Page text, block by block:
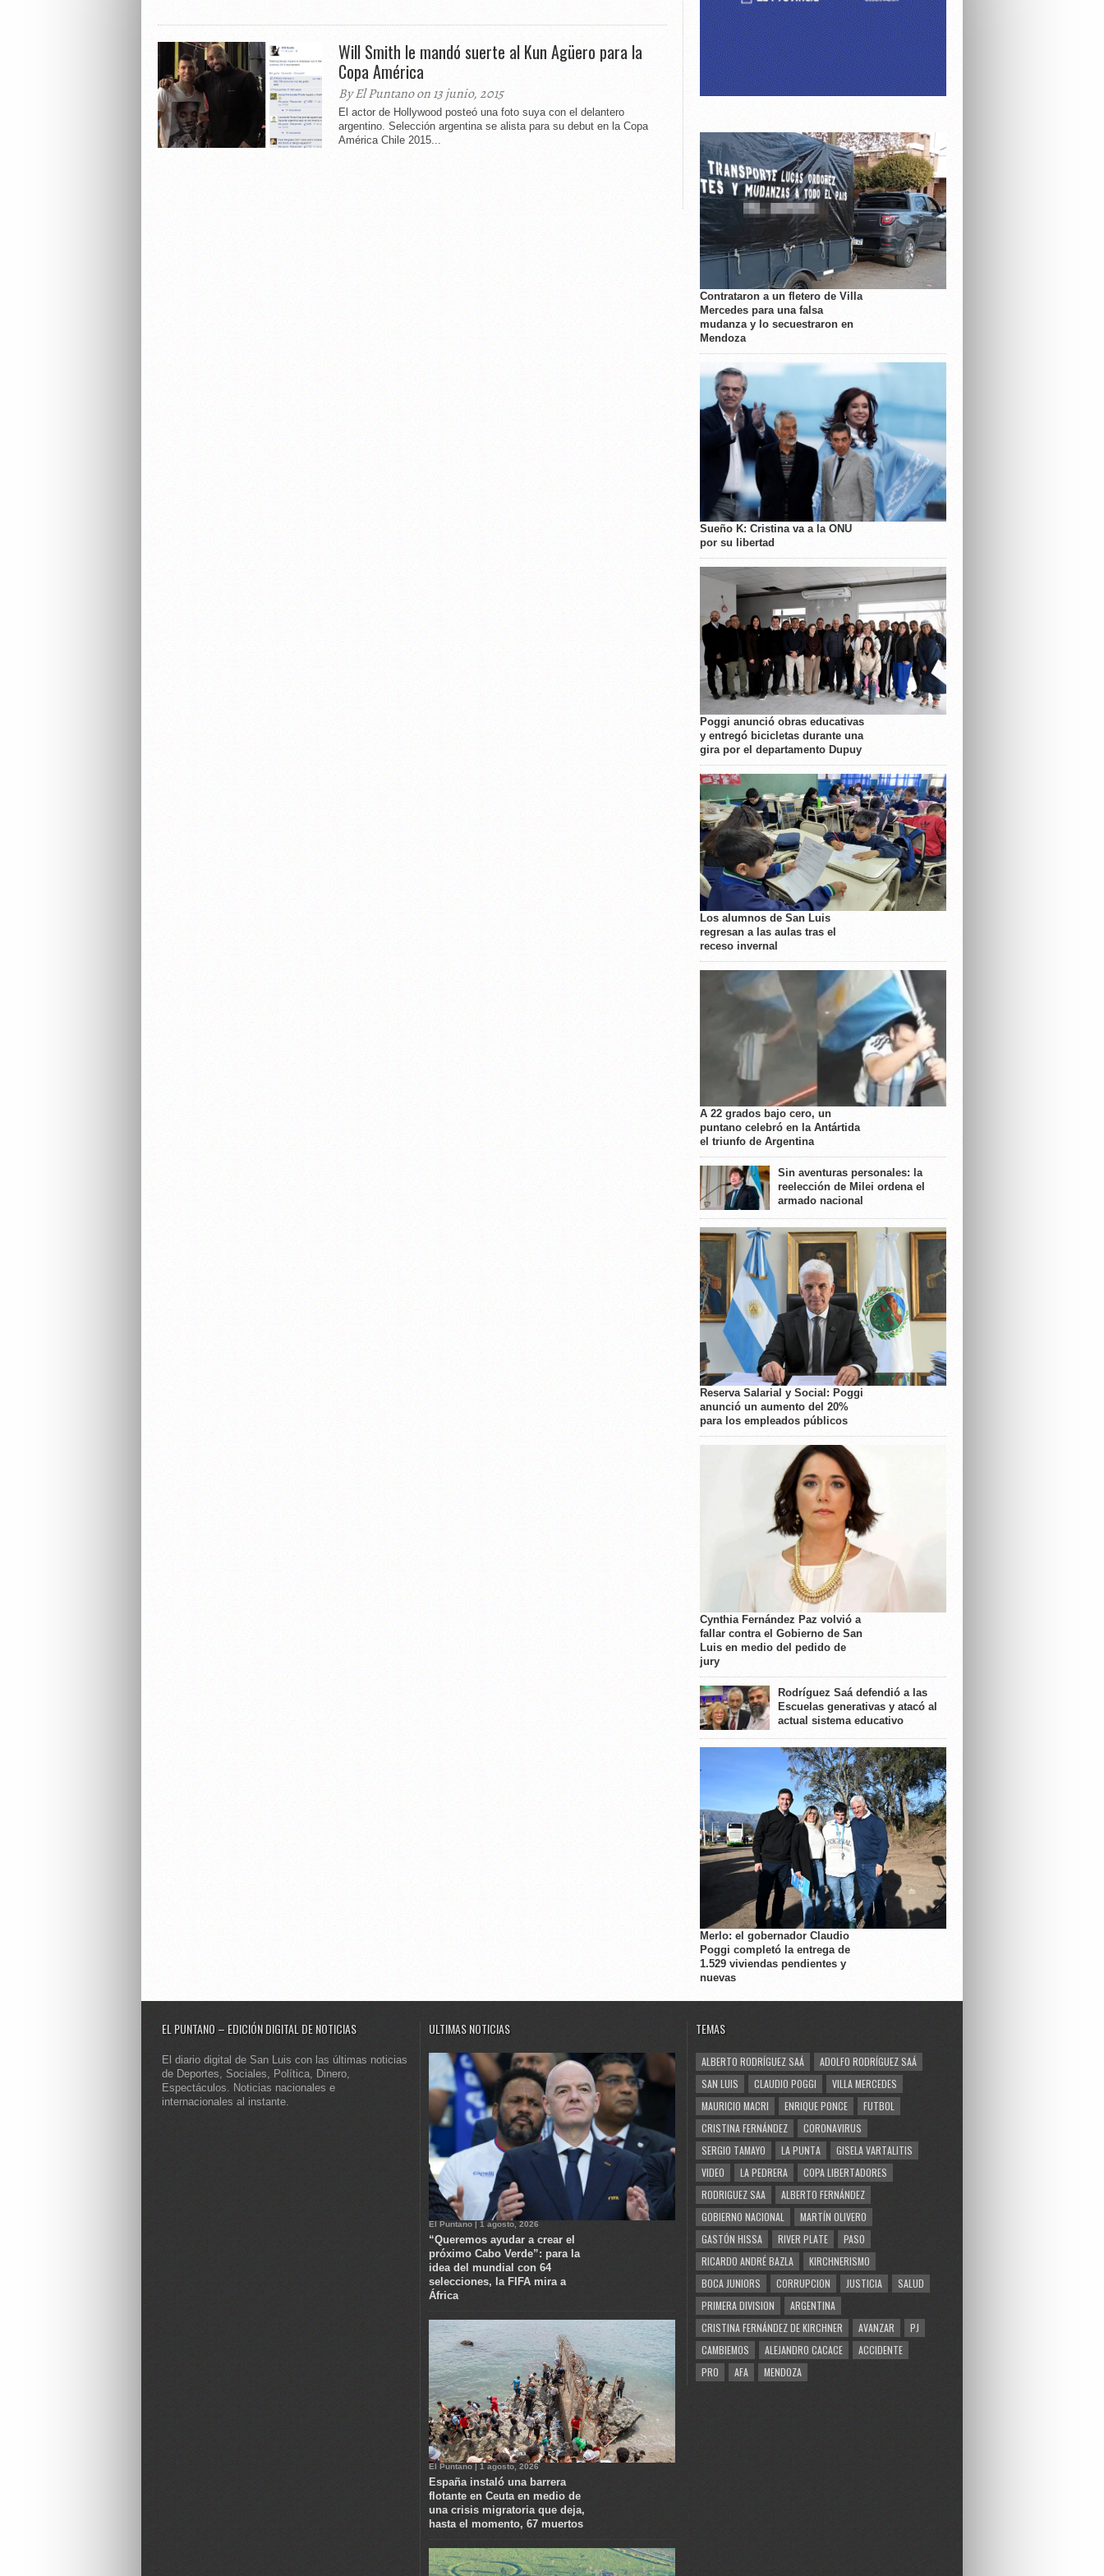
Will Smith le mandó suerte al Kun Agüero para la
Copa América
By El Puntano on 13 junio, 2015
El actor de Hollywood posteó una foto suya con el delantero
argentino. Selección argentina se alista para su debut en la Copa
América Chile 2015...
Contrataron a un fletero de Villa
Mercedes para una falsa
mudanza y lo secuestraron en
Mendoza
Sueño K: Cristina va a la ONU
por su libertad
Poggi anunció obras educativas
y entregó bicicletas durante una
gira por el departamento Dupuy
Los alumnos de San Luis
regresan a las aulas tras el
receso invernal
A 22 grados bajo cero, un
puntano celebró en la Antártida
el triunfo de Argentina
Sin aventuras personales: la
reelección de Milei ordena el
armado nacional
Reserva Salarial y Social: Poggi
anunció un aumento del 20%
para los empleados públicos
Cynthia Fernández Paz volvió a
fallar contra el Gobierno de San
Luis en medio del pedido de
jury
Rodríguez Saá defendió a las
Escuelas generativas y atacó al
actual sistema educativo
Merlo: el gobernador Claudio
Poggi completó la entrega de
1.529 viviendas pendientes y
nuevas
EL PUNTANO – EDICIÓN DIGITAL DE NOTICIAS
El diario digital de San Luis con las últimas noticias
de Deportes, Sociales, Política, Dinero,
Espectáculos. Noticias nacionales e
internacionales al instante.
ULTIMAS NOTICIAS
El Puntano | 1 agosto, 2026
“Queremos ayudar a crear el
próximo Cabo Verde”: para la
idea del mundial con 64
selecciones, la FIFA mira a
África
El Puntano | 1 agosto, 2026
España instaló una barrera
flotante en Ceuta en medio de
una crisis migratoria que deja,
hasta el momento, 67 muertos
TEMAS
ALBERTO RODRÍGUEZ SAÁ
ADOLFO RODRÍGUEZ SAÁ
SAN LUIS
CLAUDIO POGGI
VILLA MERCEDES
MAURICIO MACRI
ENRIQUE PONCE
FUTBOL
CRISTINA FERNÁNDEZ
CORONAVIRUS
SERGIO TAMAYO
LA PUNTA
GISELA VARTALITIS
VIDEO
LA PEDRERA
COPA LIBERTADORES
RODRIGUEZ SAA
ALBERTO FERNÁNDEZ
GOBIERNO NACIONAL
MARTÍN OLIVERO
GASTÓN HISSA
RIVER PLATE
PASO
RICARDO ANDRÉ BAZLA
KIRCHNERISMO
BOCA JUNIORS
CORRUPCION JUSTICIA
SALUD
PRIMERA DIVISION
ARGENTINA
CRISTINA FERNÁNDEZ DE KIRCHNER
AVANZAR
PJ
CAMBIEMOS
ALEJANDRO CACACE
ACCIDENTE
PRO
AFA MENDOZA